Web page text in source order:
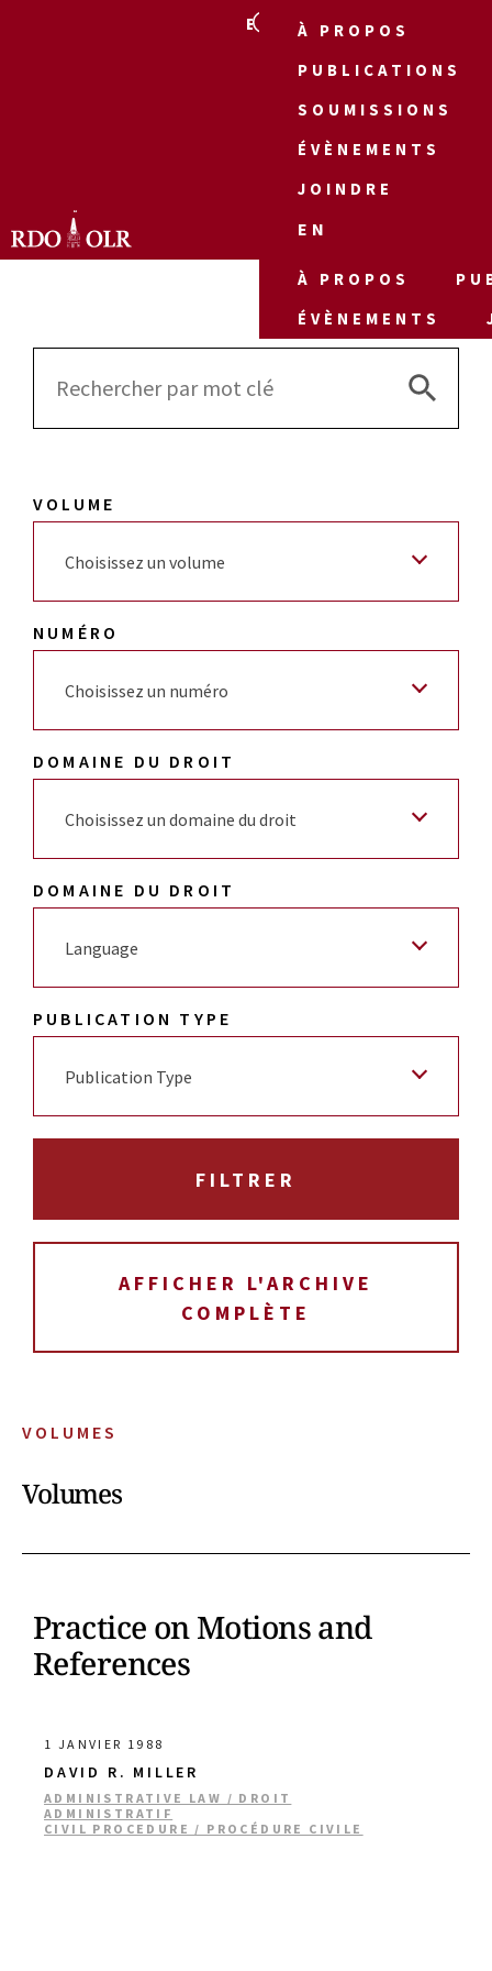
EN
À PROPOS
PUBLICATIONS
SOUMISSIONS
ÉVÈNEMENTS
JOINDRE
EN
À PROPOS
ÉVÈNEMENTS
VOLUMES
Volumes
Practice on Motions and
References
1 JANVIER 1988
DAVID R. MILLER
ADMINISTRATIVE LAW / DROIT
ADMINISTRATIF
CIVIL PROCEDURE / PROCÉDURE CIVILE
Search
Search
VOLUME
Choisissez un volume
NUMÉRO
Choisissez un numéro
DOMAINE DU DROIT
Choisissez un domaine du droit
DOMAINE DU DROIT
Language
PUBLICATION TYPE
Publication Type
AFFICHER L'ARCHIVE
COMPLÈTE